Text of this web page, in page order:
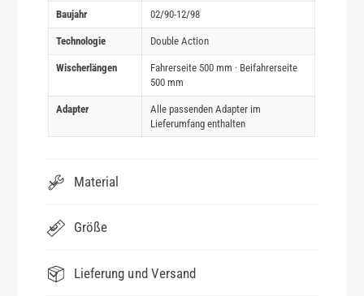
Baujahr 02/90-12/98
Technologie Double Action
Wischerlängen
Fahrerseite 500 mm · Beifahrerseite
500 mm
Adapter
Alle passenden Adapter im
Lieferumfang enthalten
Material
Größe
Lieferung und Versand